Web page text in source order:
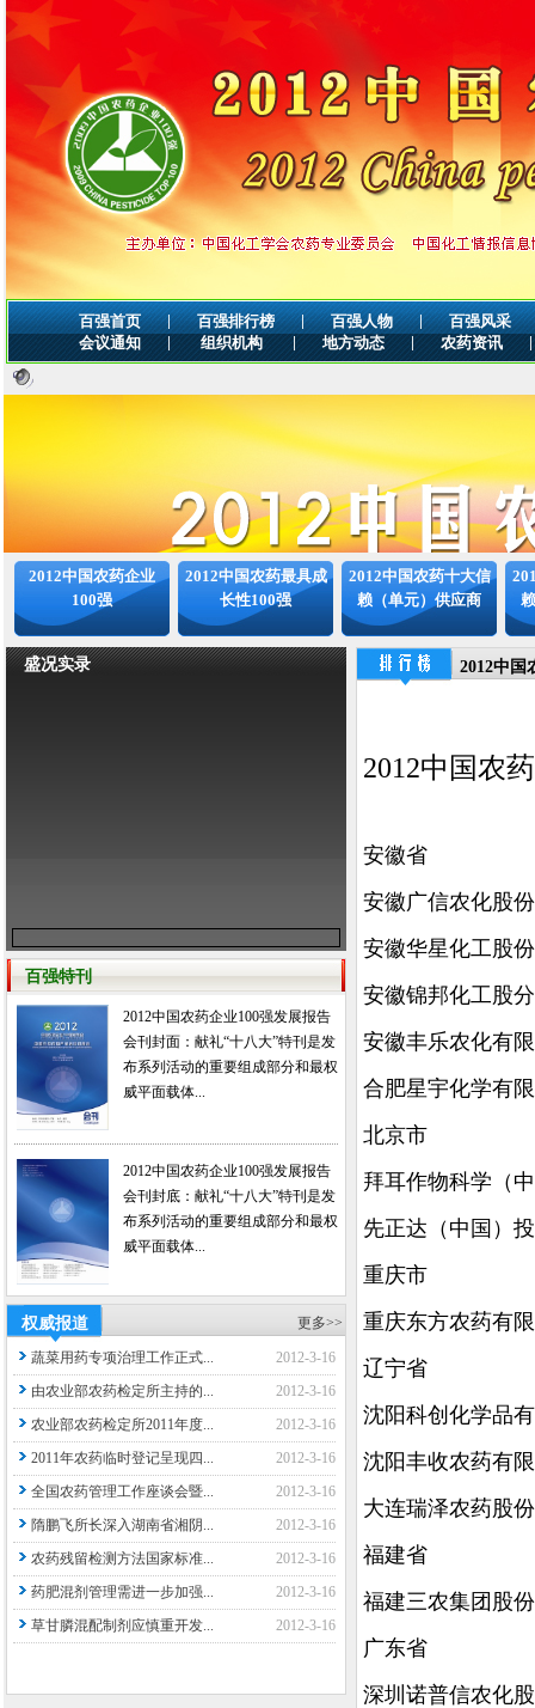
百强首页 | 百强排行榜 | 百强人物 |
百强风采
会议通知
| 组织机构 | 地方动态 | 农药资讯 |
2012中国农药企业
100强
2012中国农药最具成
长性100强
2012中国农药十大信
赖（单元）供应商
盛况实录
百强特刊
2012中国农药企业100强发展报告
会刊封面：献礼“十八大”特刊是发
布系列活动的重要组成部分和最权
威平面载体...
2012中国农药企业100强发展报告
会刊封底：献礼“十八大”特刊是发
布系列活动的重要组成部分和最权
威平面载体...
权威报道 更多>>
蔬菜用药专项治理工作正式...
2012-3-16
由农业部农药检定所主持的...
2012-3-16
农业部农药检定所2011年度...
2012-3-16
2011年农药临时登记呈现四...
2012-3-16
全国农药管理工作座谈会暨...
2012-3-16
隋鹏飞所长深入湖南省湘阴...
2012-3-16
农药残留检测方法国家标准...
2012-3-16
药肥混剂管理需进一步加强...
2012-3-16
草甘膦混配制剂应慎重开发...
2012-3-16
2012中国
2012中国农
安徽省
安徽广信农化股
安徽华星化工股
安徽锦邦化工股
安徽丰乐农化有
合肥星宇化学有
北京市
拜耳作物科学（
先正达（中国）
重庆市
重庆东方农药有
辽宁省
沈阳科创化学品
沈阳丰收农药有
大连瑞泽农药股
福建省
福建三农集团股
广东省
深圳诺普信农化